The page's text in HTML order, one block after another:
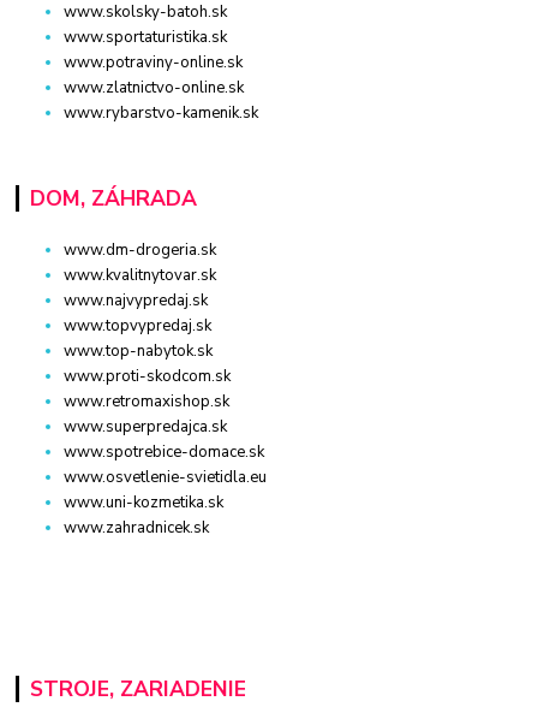
www.skolsky-batoh.sk
www.sportaturistika.sk
www.potraviny-online.sk
www.zlatnictvo-online.sk
www.rybarstvo-kamenik.sk
DOM, ZÁHRADA
www.dm-drogeria.sk
www.kvalitnytovar.sk
www.najvypredaj.sk
www.topvypredaj.sk
www.top-nabytok.sk
www.proti-skodcom.sk
www.retromaxishop.sk
www.superpredajca.sk
www.spotrebice-domace.sk
www.osvetlenie-svietidla.eu
www.uni-kozmetika.sk
www.zahradnicek.sk
STROJE, ZARIADENIE